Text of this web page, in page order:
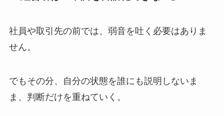
社員や取引先の前では、弱音を吐く必要はありま
せん。
でもその分、自分の状態を誰にも説明しないま
ま、判断だけを重ねていく。